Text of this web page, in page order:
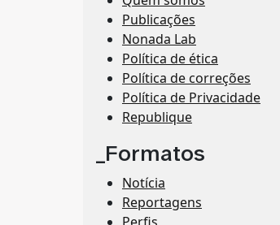
Publicações
Nonada Lab
Política de ética
Política de correções
Política de Privacidade
Republique
_Formatos
Notícia
Reportagens